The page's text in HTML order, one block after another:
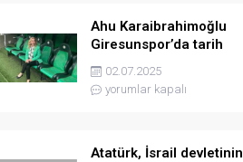
Ahu Karaibrahimoğlu
Giresunspor’da tarih
yazmaya hazırlanıyor
02.07.2025
yorumlar kapalı
Atatürk, İsrail devletinin